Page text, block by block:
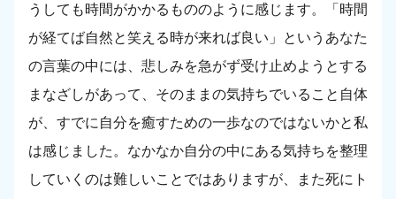
うしても時間がかかるもののように感じます。「時間
が経てば自然と笑える時が来れば良い」というあなた
の言葉の中には、悲しみを急がず受け止めようとする
まなざしがあって、そのままの気持ちでいること自体
が、すでに自分を癒すための一歩なのではないかと私
は感じました。なかなか自分の中にある気持ちを整理
していくのは難しいことではありますが、また死にト